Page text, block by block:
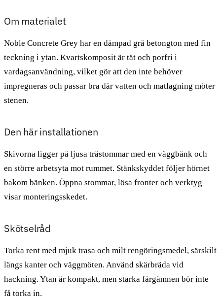
Om materialet
Noble Concrete Grey har en dämpad grå betongton med fin
teckning i ytan. Kvartskomposit är tät och porfri i
vardagsanvändning, vilket gör att den inte behöver
impregneras och passar bra där vatten och matlagning möter
stenen.
Den här installationen
Skivorna ligger på ljusa trästommar med en väggbänk och
en större arbetsyta mot rummet. Stänkskyddet följer hörnet
bakom bänken. Öppna stommar, lösa fronter och verktyg
visar monteringsskedet.
Skötselråd
Torka rent med mjuk trasa och milt rengöringsmedel, särskilt
längs kanter och väggmöten. Använd skärbräda vid
hackning. Ytan är kompakt, men starka färgämnen bör inte
få torka in.